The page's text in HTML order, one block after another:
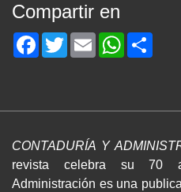
Compartir en
Facebook
TwitterEmailWhatsApp
CONTADURÍA Y
revista celebra su 70
Administración es una